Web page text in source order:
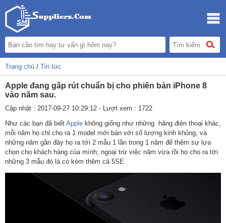
Trang chủ / Tin tức
Apple đang gấp rút chuẩn bị cho phiên bản iPhone 8
vào năm sau.
Cập nhật : 2017-09-27 10:29:12 - Lượt xem : 1722
Như các bạn đã biết Apple không giống như những hãng điện thoại khác,
mỗi năm họ chỉ cho ra 1 model mới bán với số lượng kinh khủng, và
những năm gần đây họ ra tới 2 mẫu 1 lần trong 1 năm để thêm sự lựa
chọn cho khách hàng của mình, ngoại trừ việc năm vừa rồi họ cho ra tới
những 3 mẫu đó là có kèm thêm cả 5SE.